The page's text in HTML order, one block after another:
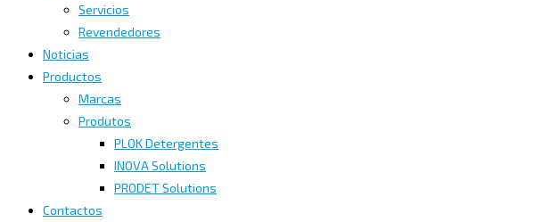
Servicios
Revendedores
Noticias
Productos
Marcas
Produtos
PLOK Detergentes
INOVA Solutions
PRODET Solutions
Contactos